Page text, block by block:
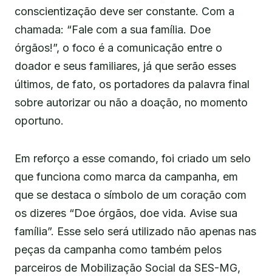
conscientização deve ser constante. Com a
chamada: “Fale com a sua família. Doe
órgãos!”, o foco é a comunicação entre o
doador e seus familiares, já que serão esses
últimos, de fato, os portadores da palavra final
sobre autorizar ou não a doação, no momento
oportuno.
Em reforço a esse comando, foi criado um selo
que funciona como marca da campanha, em
que se destaca o símbolo de um coração com
os dizeres “Doe órgãos, doe vida. Avise sua
família”. Esse selo será utilizado não apenas nas
peças da campanha como também pelos
parceiros de Mobilização Social da SES-MG,